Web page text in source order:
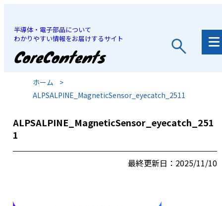
半導体・電子部品について
わかりやすい情報をお届けするサイト
JP
ホーム
>
ALPSALPINE_MagneticSensor_eyecatch_2511
ALPSALPINE_MagneticSensor_eyecatch_251
1
最終更新日：2025/11/10